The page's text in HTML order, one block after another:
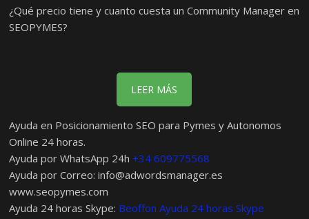
¿Qué precio tiene y cuanto cuesta un Community Manager en
SEOPYMES?
LEER MÁS
Ayuda en Posicionamiento SEO para Pymes y Autonomos
Online 24 horas.
Ayuda por WhatsApp 24h+34 609775568
Ayuda por Correo:info@adwordsmanager.es
www.seopymes.com
Ayuda 24 horas Skype: Beoffon Ayuda 24 horas Skype